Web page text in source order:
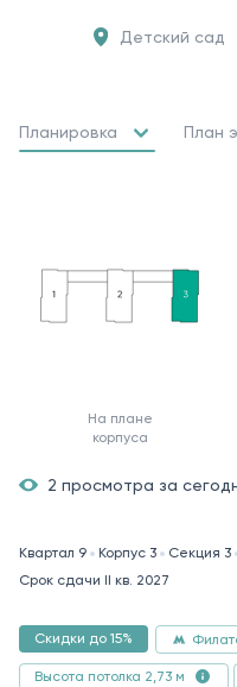
Детский сад
Планировка План
На плане
корпуса
2 просмотра за
Квартал 9 Корпус 3 Секция 3
Срок сдачи II кв. 2027
Скидки до 15%
Высота потолка 2,73 м